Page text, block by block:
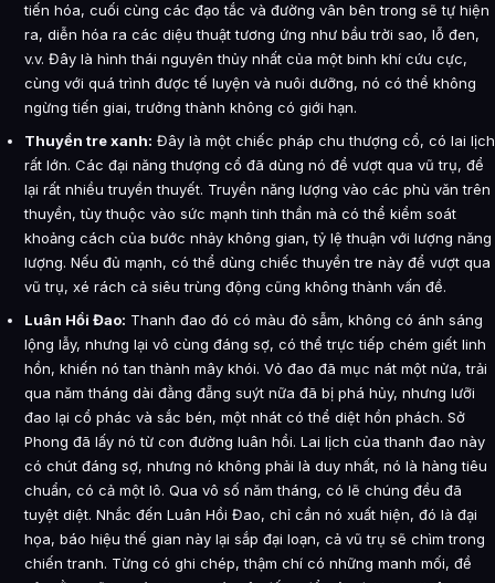
tiến hóa, cuối cùng các đạo tắc và đường vân bên trong sẽ tự hiện
ra, diễn hóa ra các diệu thuật tương ứng như bầu trời sao, lỗ đen,
v.v. Đây là hình thái nguyên thủy nhất của một binh khí cứu cực,
cùng với quá trình được tế luyện và nuôi dưỡng, nó có thể không
ngừng tiến giai, trưởng thành không có giới hạn.
Thuyền tre xanh: Đây là một chiếc pháp chu thượng cổ, có lai lịch
rất lớn. Các đại năng thượng cổ đã dùng nó để vượt qua vũ trụ, để
lại rất nhiều truyền thuyết. Truyền năng lượng vào các phù văn trên
thuyền, tùy thuộc vào sức mạnh tinh thần mà có thể kiểm soát
khoảng cách của bước nhảy không gian, tỷ lệ thuận với lượng năng
lượng. Nếu đủ mạnh, có thể dùng chiếc thuyền tre này để vượt qua
vũ trụ, xé rách cả siêu trùng động cũng không thành vấn đề.
Luân Hồi Đao: Thanh đao đó có màu đỏ sẫm, không có ánh sáng
lộng lẫy, nhưng lại vô cùng đáng sợ, có thể trực tiếp chém giết linh
hồn, khiến nó tan thành mây khói. Vỏ đao đã mục nát một nửa, trải
qua năm tháng dài đằng đẵng suýt nữa đã bị phá hủy, nhưng lưỡi
đao lại cổ phác và sắc bén, một nhát có thể diệt hồn phách. Sở
Phong đã lấy nó từ con đường luân hồi. Lai lịch của thanh đao này
có chút đáng sợ, nhưng nó không phải là duy nhất, nó là hàng tiêu
chuẩn, có cả một lô. Qua vô số năm tháng, có lẽ chúng đều đã
tuyệt diệt. Nhắc đến Luân Hồi Đao, chỉ cần nó xuất hiện, đó là đại
họa, báo hiệu thế gian này lại sắp đại loạn, cả vũ trụ sẽ chìm trong
chiến tranh. Từng có ghi chép, thậm chí có những manh mối, đề